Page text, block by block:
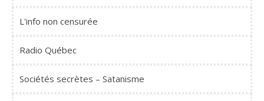
L'info non censurée
Radio Québec
Sociétés secrètes – Satanisme